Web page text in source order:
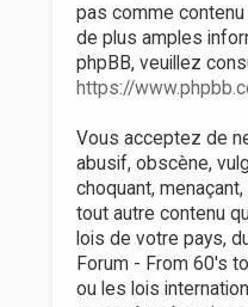
pas comme
de plus amples
phpBB, veuillez
https://
Vous acceptez de
abusif, obscène,
choquant,
tout autre contenu
lois de votre pays,
Forum - From 60's
ou les lois